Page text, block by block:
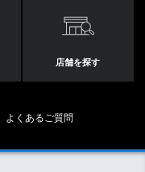
店舗を探す
よくあるご質問